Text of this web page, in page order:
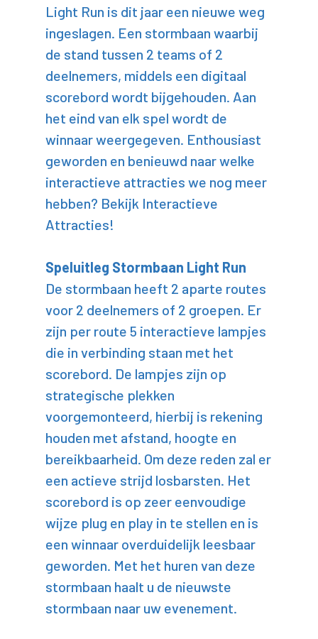
Light Run is dit jaar een nieuwe weg
ingeslagen. Een stormbaan waarbij
de stand tussen 2 teams of 2
deelnemers, middels een digitaal
scorebord wordt bijgehouden. Aan
het eind van elk spel wordt de
winnaar weergegeven. Enthousiast
geworden en benieuwd naar welke
interactieve attracties we nog meer
hebben? Bekijk Interactieve
Attracties!
Speluitleg Stormbaan Light Run
De stormbaan heeft 2 aparte routes
voor 2 deelnemers of 2 groepen. Er
zijn per route 5 interactieve lampjes
die in verbinding staan met het
scorebord. De lampjes zijn op
strategische plekken
voorgemonteerd, hierbij is rekening
houden met afstand, hoogte en
bereikbaarheid. Om deze reden zal er
een actieve strijd losbarsten. Het
scorebord is op zeer eenvoudige
wijze plug en play in te stellen en is
een winnaar overduidelijk leesbaar
geworden. Met het huren van deze
stormbaan haalt u de nieuwste
stormbaan naar uw evenement.